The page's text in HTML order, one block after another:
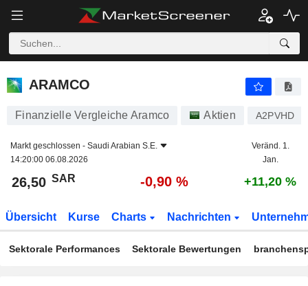
ARAMCO
ARAMCO
Finanzielle Vergleiche Aramco Aktien A2PVHD
Markt geschlossen - Saudi Arabian S.E.
14:20:00 06.08.2026
Veränd. 1.
Jan.
26,50 SAR -0,90 % +11,20 %
Übersicht Kurse Charts Nachrichten
Sektorale Performances Sektorale Bewertungen